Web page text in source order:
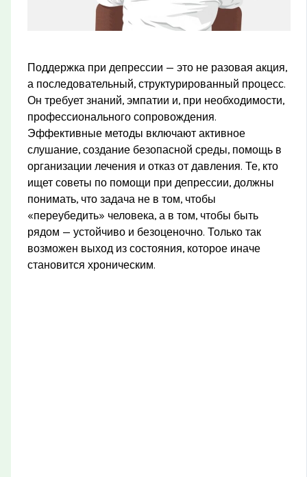
Поддержка при депрессии — это не разовая акция,
а последовательный, структурированный процесс.
Он требует знаний, эмпатии и, при необходимости,
профессионального сопровождения.
Эффективные методы включают активное
слушание, создание безопасной среды, помощь в
организации лечения и отказ от давления. Те, кто
ищет советы по помощи при депрессии, должны
понимать, что задача не в том, чтобы
«переубедить» человека, а в том, чтобы быть
рядом — устойчиво и безоценочно. Только так
возможен выход из состояния, которое иначе
становится хроническим.